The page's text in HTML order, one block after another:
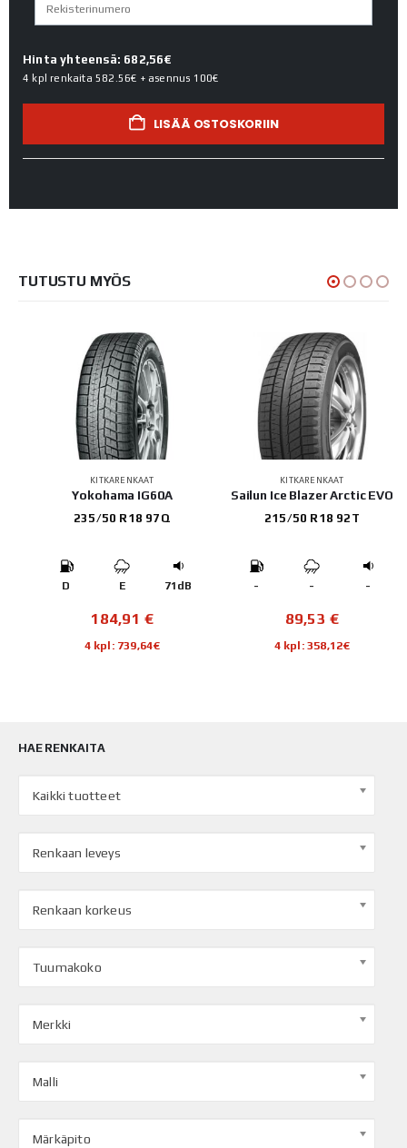
Hinta yhteensä: 682,56€
4 kpl renkaita 582.56€ + asennus 100€
LISÄÄ OSTOSKORIIN
TUTUSTU MYÖS
KITKARENKAAT
Yokohama IG60A
235/50 R18 97Q
D E 71dB
184,91€
4 kpl: 739,64€
KITKARENKAAT
Sailun Ice Blazer Arctic EVO
215/50 R18 92T
- - -
89,53 €
4 kpl: 358,12€
HAE RENKAITA
Kaikki tuotteet
Renkaan leveys
Renkaan korkeus
Tuumakoko
Merkki
Malli
Märkäpito